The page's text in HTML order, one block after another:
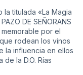
la titulada «La Magia
DE SEÑORANS
memorable por el
rodean los vinos
la influencia en ellos
la D.O. Rías